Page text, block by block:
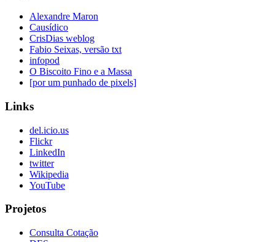
Alexandre Maron
Causídico
CrisDias weblog
Fabio Seixas, versão txt
infopod
O Biscoito Fino e a Massa
[por um punhado de pixels]
Links
del.icio.us
Flickr
LinkedIn
twitter
Wikipedia
YouTube
Projetos
Consulta Cotação